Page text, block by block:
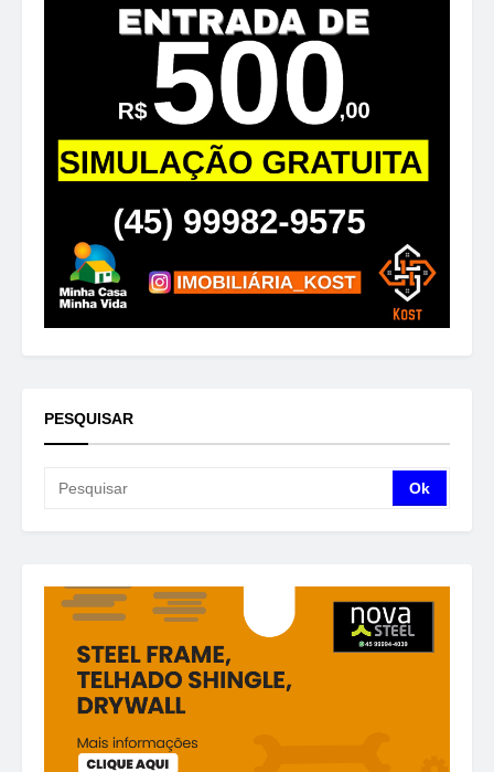
PESQUISAR